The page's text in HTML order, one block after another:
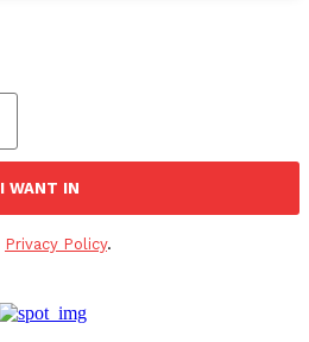
I WANT IN
Privacy Policy.